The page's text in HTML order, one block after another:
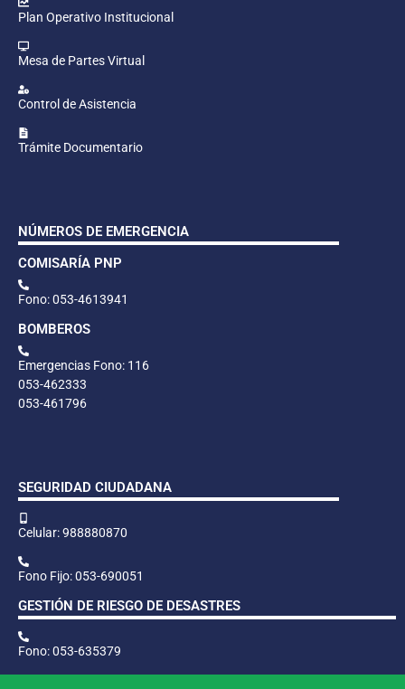
Plan Operativo Institucional
Mesa de Partes Virtual
Control de Asistencia
Trámite Documentario
NÚMEROS DE EMERGENCIA
COMISARÍA PNP
Fono: 053-4613941
BOMBEROS
Emergencias Fono: 116
053-462333
053-461796
SEGURIDAD CIUDADANA
Celular: 988880870
Fono Fijo: 053-690051
GESTIÓN DE RIESGO DE DESASTRES
Fono: 053-635379